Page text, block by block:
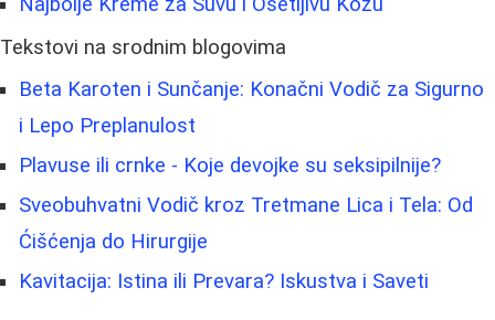
Tekstovi na srodnim blogovima
Beta Karoten i Sunčanje: Konačni Vodič za Sigurno
i Lepo Preplanulost
Plavuse ili crnke - Koje devojke su seksipilnije?
Sveobuhvatni Vodič kroz Tretmane Lica i Tela: Od
Ćišćenja do Hirurgije
Kavitacija: Istina ili Prevara? Iskustva i Saveti